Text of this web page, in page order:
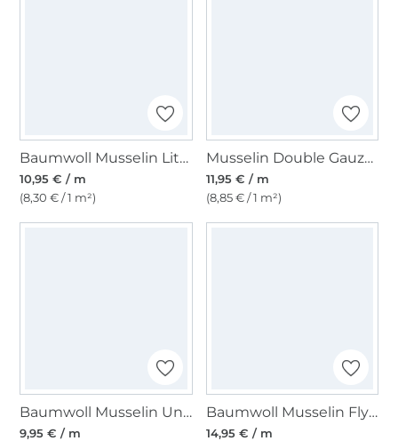
Baumwoll Musselin Little Dots, blassgrün
10,95 € / m
(8,30 € / 1 m²)
Musselin Double Gauze Little Hearts, blau
11,95 € / m
(8,85 € / 1 m²)
Baumwoll Musselin Uni, hellpink
9,95 € / m
Baumwoll Musselin Flying Flowers, wollweiß
14,95 € / m